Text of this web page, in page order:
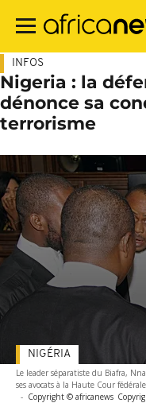
contenu
INFOS
Nigeria : la
dénonce sa
terrorisme
Le leader séparatiste du Biafra,
ses avocats à la Haute Cour
- Copyright © africanews
NIGÉRIA